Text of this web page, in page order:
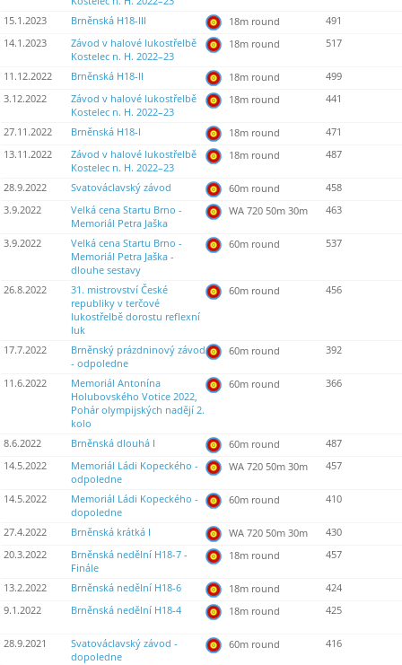
15.1.2023
Brněnská H18-III 18m round
491
14.1.2023
Závod v halové lukostřelbě
Kostelec n. H. 2022–23
18m round 517
11.12.2022 Brněnská H18-II 18m round
499
3.12.2022
Závod v halové lukostřelbě
Kostelec n. H. 2022–23
18m round 441
27.11.2022 Brněnská H18-I 18m round
471
13.11.2022
Závod v halové lukostřelbě
Kostelec n. H. 2022–23
18m round 487
28.9.2022 Svatováclavský závod 60m round
458
3.9.2022
Velká cena Startu Brno -
Memoriál Petra Jaška
WA 720 50m 30m 463
3.9.2022
Velká cena Startu Brno -
Memoriál Petra Jaška -
dlouhe sestavy
60m round 537
26.8.2022
31. mistrovství České
republiky v terčové
lukostřelbě dorostu reflexní
luk
60m round 456
17.7.2022
Brněnský prázdninový závod
- odpoledne
60m round 392
11.6.2022
Memoriál Antonína
Holubovského Votice 2022,
Pohár olympijských nadějí 2.
kolo
60m round 366
8.6.2022 Brněnská dlouhá I 60m round
487
14.5.2022
Memoriál Ládi Kopeckého -
odpoledne
WA 720 50m 30m 457
14.5.2022
Memoriál Ládi Kopeckého -
dopoledne
60m round 410
27.4.2022 Brněnská krátká I WA 720 50m 30m
430
20.3.2022
Brněnská nedělní H18-7 -
Finále
18m round 457
13.2.2022 Brněnská nedělní H18-6 18m round
424
9.1.2022
Brněnská nedělní H18-4 18m round 425
28.9.2021
Svatováclavský závod -
dopoledne
60m round 416